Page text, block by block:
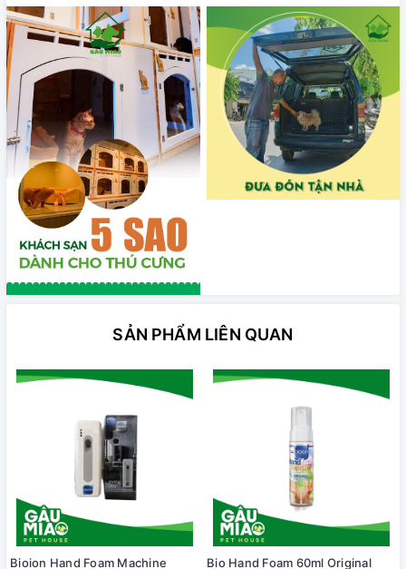
SẢN PHẨM LIÊN QUAN
Bioion Hand Foam Machine
Bio Hand Foam 60ml Original